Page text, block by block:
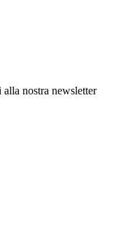
nostra newsletter